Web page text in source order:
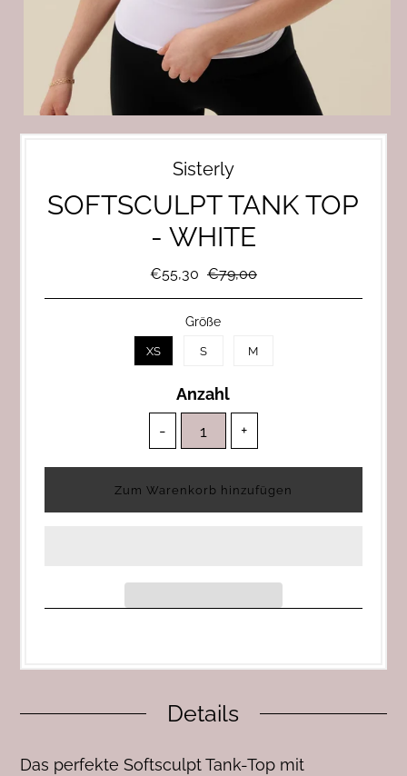
Sisterly
SOFTSCULPT TANK TOP
- WHITE
€55,30 €79,00
Größe
XS S M
Anzahl
-
+
Details
Das perfekte Softsculpt Tank-Top mit